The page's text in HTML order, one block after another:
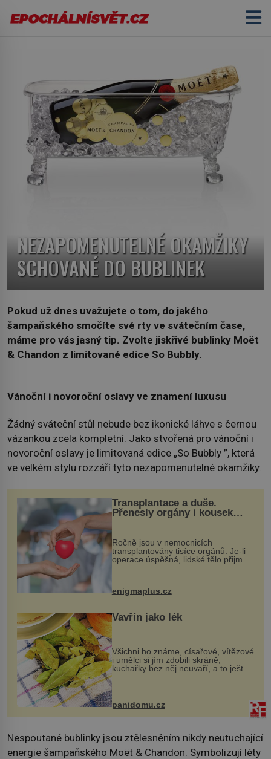
NEZAPOMENUTELNÉ OKAMŽIKY
SCHOVANÉ DO BUBLINEK
Pokud už dnes uvažujete o tom, do jakého
šampaňského smočíte své rty ve svátečním čase,
máme pro vás jasný tip. Zvolte jiskřivé bublinky Moët
& Chandon z limitované edice So Bubbly.
Vánoční i novoroční oslavy ve znamení luxusu
Žádný sváteční stůl nebude bez ikonické láhve s černou
vázankou zcela kompletní. Jako stvořená pro vánoční i
novoroční oslavy je limitovaná edice „So Bubbly ”, která
ve velkém stylu rozzáří tyto nezapomenutelné okamžiky.
Transplantace a duše.
Přenesly orgány i kousek
Ročně jsou v nemocnicích
transplantovány tisíce orgánů. Je-li
operace úspěšná, lidské tělo přijme
enigmaplus.cz
Vavřín jako lék
Všichni ho známe, císařové, vítězové
i umělci si jím zdobili skráně,
kuchařky bez něj neuvaří, a to ještě
nevíte, že bobkový list může výrazně
zmírnit některé naše neduhy.
Obsahuje v malém množství ně...
panidomu.cz
Nespoutané bublinky jsou ztělesněním nikdy neutuchající
energie šampaňského Moët & Chandon. Symbolizují léty